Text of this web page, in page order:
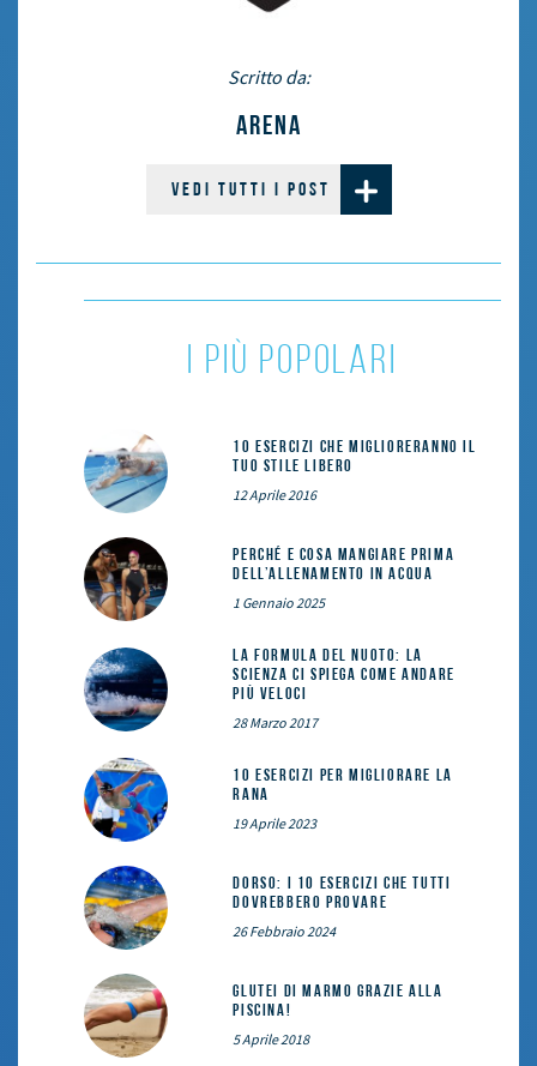
Scritto da:
ARENA
VEDI TUTTI I POST
i più popolari
10 esercizi che miglioreranno il
tuo stile libero
12 Aprile 2016
Perché e cosa mangiare prima
dell’allenamento in acqua
1 Gennaio 2025
La formula del nuoto: la
scienza ci spiega come andare
più veloci
28 Marzo 2017
10 esercizi per migliorare la
rana
19 Aprile 2023
DORSO: i 10 esercizi che tutti
dovrebbero provare
26 Febbraio 2024
Glutei di marmo grazie alla
piscina!
5 Aprile 2018